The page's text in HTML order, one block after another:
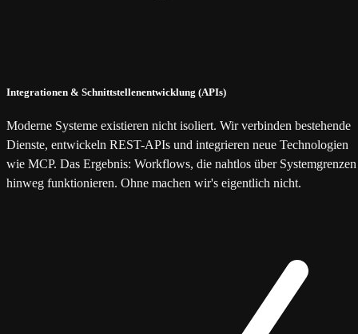
Integrationen & Schnittstellenentwicklung (APIs)
Moderne Systeme existieren nicht isoliert. Wir verbinden bestehende
Dienste, entwickeln REST-APIs und integrieren neue Technologien
wie MCP. Das Ergebnis: Workflows, die nahtlos über Systemgrenzen
hinweg funktionieren. Ohne machen wir's eigentlich nicht.